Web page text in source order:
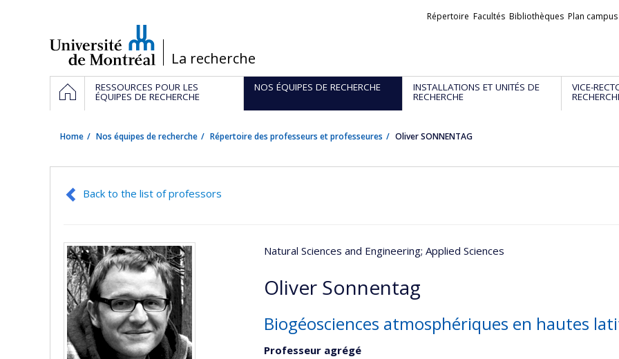
/La recherche
Liens
Répertoire Facultés Bibliothèques Plan campus
Navigation
principale
HOMERESSOURCES POUR LES
ÉQUIPES DE RECHERCHE
NOS ÉQUIPES DE RECHERCHE INSTALLATIONS ET UNITÉS DE
RECHERCHE
VICE-
Home Nos équipes de recherche Répertoire des professeurs et professeures Oliver SONNENTAG
Back to the list of professors
Natural Sciences and Engineering; Applied Sciences
Oliver Sonnentag
Biogéosciences atmosphériques en hautes
Professeur agrégé